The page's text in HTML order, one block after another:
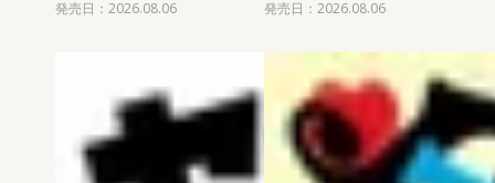
発売日：2026.08.06
発売日：2026.08.06